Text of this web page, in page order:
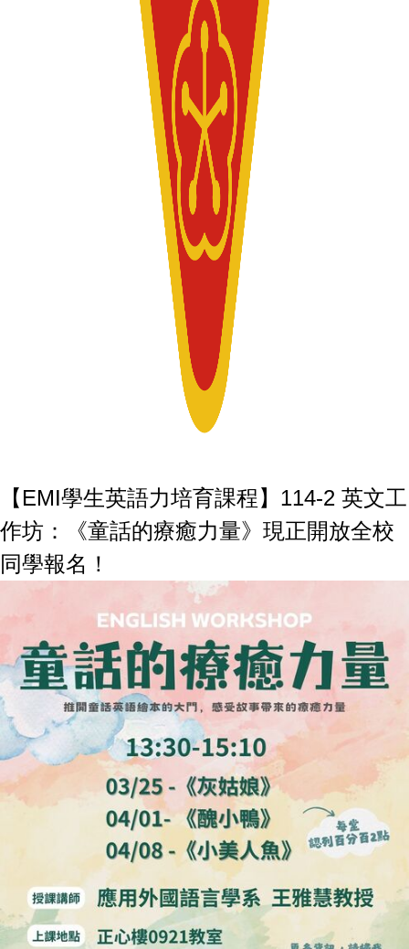
【EMI學生英語力培育課程】114-2 英文工
作坊：《童話的療癒力量》現正開放全校
同學報名！